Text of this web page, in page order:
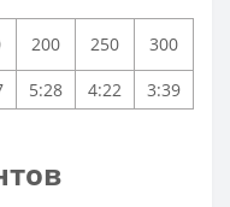
200 250 300
5:28 4:22 3:39